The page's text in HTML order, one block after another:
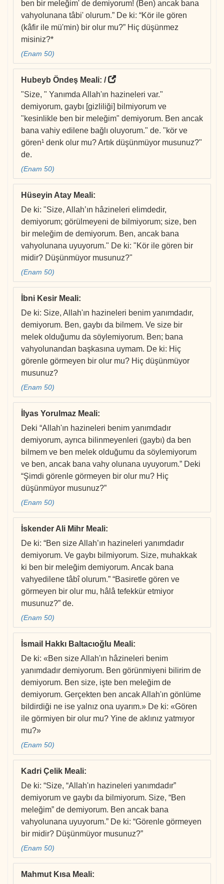
ben bir meleğim' de demiyorum! (Ben) ancak bana
vahyolunana tâbi' olurum.” De ki: “Kör ile gören
(kâfir ile mü'min) bir olur mu?” Hiç düşünmez
misiniz?*
(Enam 50)
Hubeyb Öndeş Meali: /
"Size, " Yanımda Allah'ın hazineleri var."
demiyorum, gaybı [gizliliği] bilmiyorum ve
"kesinlikle ben bir meleğim" demiyorum. Ben ancak
bana vahiy edilene bağlı oluyorum." de. "kör ve
gören¹ denk olur mu? Artık düşünmüyor musunuz?"
de.
(Enam 50)
Hüseyin Atay Meali:
De ki: "Size, Allah’ın hâzineleri elimdedir,
demiyorum; görülmeyeni de bilmiyorum; size, ben
bir meleğim de demiyorum. Ben, ancak bana
vahyolunana uyuyorum." De ki: "Kör ile gören bir
midir? Düşünmüyor musunuz?"
(Enam 50)
İbni Kesir Meali:
De ki: Size, Allah'ın hazineleri benim yanımdadır,
demiyorum. Ben, gaybı da bilmem. Ve size bir
melek olduğumu da söylemiyorum. Ben; bana
vahyolunandan başkasına uymam. De ki: Hiç
görenle görmeyen bir olur mu? Hiç düşünmüyor
musunuz?
(Enam 50)
İlyas Yorulmaz Meali:
Deki “Allah'ın hazineleri benim yanımdadır
demiyorum, ayrıca bilinmeyenleri (gaybı) da ben
bilmem ve ben melek olduğumu da söylemiyorum
ve ben, ancak bana vahy olunana uyuyorum.” Deki
“Şimdi görenle görmeyen bir olur mu? Hiç
düşünmüyor musunuz?”
(Enam 50)
İskender Ali Mihr Meali:
De ki: “Ben size Allah’ın hazineleri yanımdadır
demiyorum. Ve gaybı bilmiyorum. Size, muhakkak
ki ben bir meleğim demiyorum. Ancak bana
vahyedilene tâbî olurum.” “Basiretle gören ve
görmeyen bir olur mu, hâlâ tefekkür etmiyor
musunuz?” de.
(Enam 50)
İsmail Hakkı Baltacıoğlu Meali:
De ki: «Ben size Allah'ın hâzineleri benim
yanımdadır demiyorum. Ben görünmiyeni bilirim de
demiyorum. Ben size, işte ben meleğim de
demiyorum. Gerçekten ben ancak Allah'ın gönlüme
bildirdiği ne ise yalnız ona uyarım.» De ki: «Gören
ile görmiyen bir olur mu? Yine de aklınız yatmıyor
mu?»
(Enam 50)
Kadri Çelik Meali:
De ki: “Size, “Allah'ın hazineleri yanımdadır”
demiyorum ve gaybı da bilmiyorum. Size, “Ben
meleğim” de demiyorum. Ben ancak bana
vahyolunana uyuyorum.” De ki: “Görenle görmeyen
bir midir? Düşünmüyor musunuz?”
(Enam 50)
Mahmut Kısa Meali: